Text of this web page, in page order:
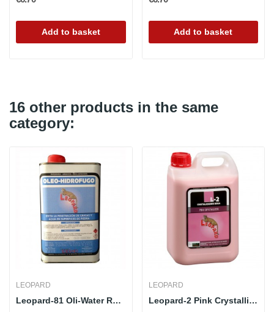
Add to basket Add to basket
16 other products in the same
category:
LEOPARD
Leopard-81 Oli-Water Repellent
LEOPARD
Leopard-2 Pink Crystallizer